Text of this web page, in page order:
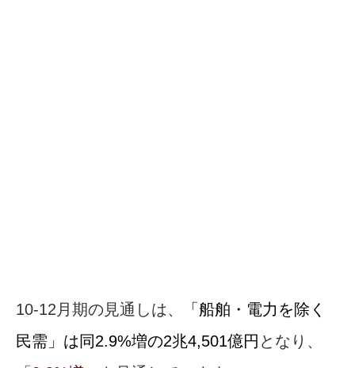
10-12月期の見通しは、
「船舶・電力を除く
民需」は同2.9%増の2兆4,501億円 となり、